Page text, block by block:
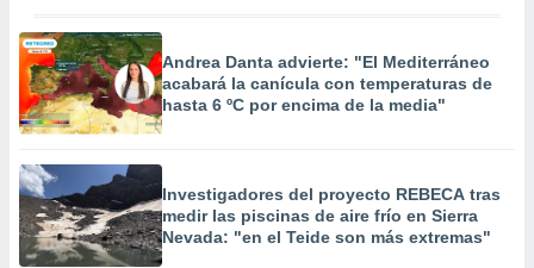
Andrea Danta advierte: "El Mediterráneo
acabará la canícula con temperaturas de
hasta 6 ºC por encima de la media"
Investigadores del proyecto REBECA tras
medir las piscinas de aire frío en Sierra
Nevada: "en el Teide son más extremas"